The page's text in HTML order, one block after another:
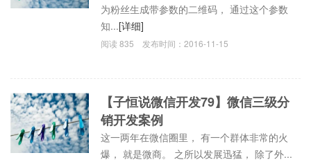
为粉丝生成带参数的二维码， 通过这个参数
知...[详细]
阅读835 发布时间：2016-11-15
【子恒说微信开发79】微信三级分
销开发案例
这一两年在微信圈里， 有一个群体非常的火
爆， 就是微商。 之所以发展迅猛， 除了外...